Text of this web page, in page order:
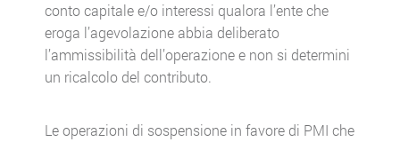
conto capitale e/o interessi qualora l’ente che
eroga l’agevolazione abbia deliberato
l’ammissibilità dell’operazione e non si determini
un ricalcolo del contributo.
Le operazioni di sospensione in favore di PMI che